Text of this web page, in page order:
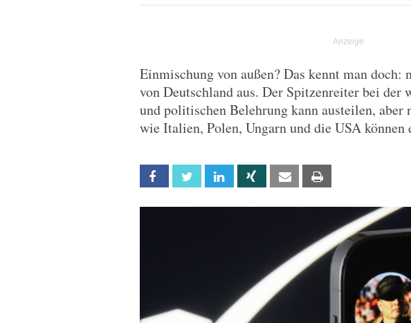
Einmischung von außen? Das kennt man doch:
von Deutschland aus. Der Spitzenreiter bei der
und politischen Belehrung kann austeilen, aber
wie Italien, Polen, Ungarn und die USA können
Facebook Twitter Linkedin Xing Email